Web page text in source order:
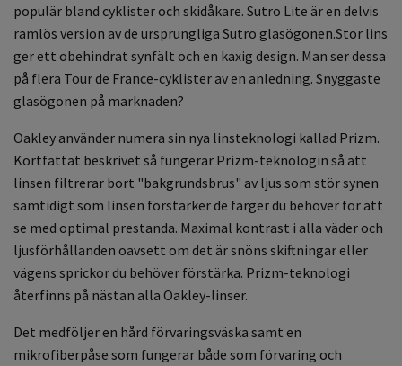
populär bland cyklister och skidåkare. Sutro Lite är en delvis
ramlös version av de ursprungliga Sutro glasögonen.Stor lins
ger ett obehindrat synfält och en kaxig design. Man ser dessa
på flera Tour de France-cyklister av en anledning. Snyggaste
glasögonen på marknaden?
Oakley använder numera sin nya linsteknologi kallad Prizm.
Kortfattat beskrivet så fungerar Prizm-teknologin så att
linsen filtrerar bort "bakgrundsbrus" av ljus som stör synen
samtidigt som linsen förstärker de färger du behöver för att
se med optimal prestanda. Maximal kontrast i alla väder och
ljusförhållanden oavsett om det är snöns skiftningar eller
vägens sprickor du behöver förstärka. Prizm-teknologi
återfinns på nästan alla Oakley-linser.
Det medföljer en hård förvaringsväska samt en
mikrofiberpåse som fungerar både som förvaring och